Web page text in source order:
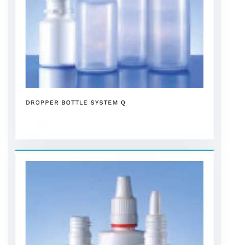
DROPPER BOTTLE SYSTEM Q